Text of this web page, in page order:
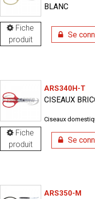
Fiche
produit
BLANC
Se
Fiche
produit
ARS340H-T
CISEAUX
Ciseaux
Se
ARS350-M